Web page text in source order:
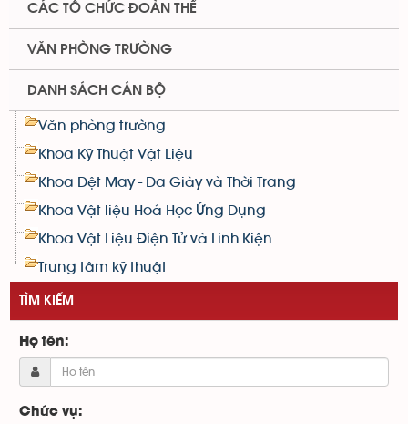
CÁC TỔ CHỨC ĐOÀN THỂ
VĂN PHÒNG TRƯỜNG
DANH SÁCH CÁN BỘ
Văn phòng trường
Khoa Kỹ Thuật Vật Liệu
Khoa Dệt May - Da Giày và Thời Trang
Khoa Vật liệu Hoá Học Ứng Dụng
Khoa Vật Liệu Điện Tử và Linh Kiện
Trung tâm kỹ thuật
TÌM KIẾM
Họ tên:
Chức vụ: